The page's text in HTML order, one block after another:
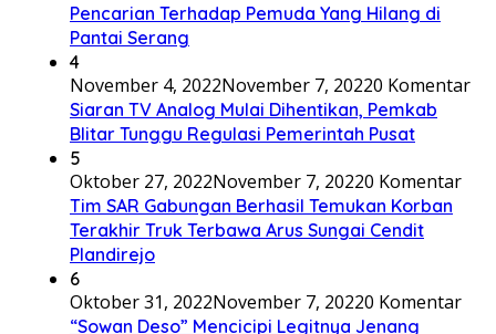
Pencarian Terhadap Pemuda Yang Hilang di
Pantai Serang
4
November 4, 2022November 7, 20220 Komentar
Siaran TV Analog Mulai Dihentikan, Pemkab
Blitar Tunggu Regulasi Pemerintah Pusat
5
Oktober 27, 2022November 7, 20220 Komentar
Tim SAR Gabungan Berhasil Temukan Korban
Terakhir Truk Terbawa Arus Sungai Cendit
Plandirejo
6
Oktober 31, 2022November 7, 20220 Komentar
“Sowan Deso” Mencicipi Legitnya Jenang